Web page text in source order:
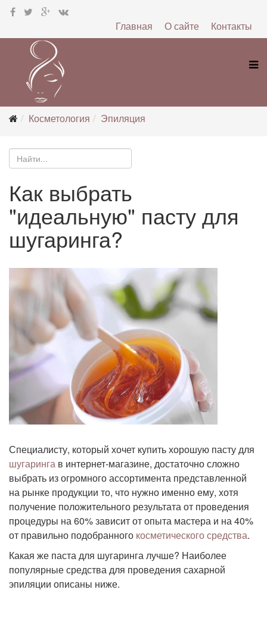
Контакты
О сайте
Главная
Косметология Эпиляция
Как выбрать
"идеальную" пасту для
шугаринга?
Специалисту, который хочет купить хорошую пасту для
шугаринга в интернет-магазине, достаточно сложно
выбрать из огромного ассортимента представленной
на рынке продукции то, что нужно именно ему, хотя
получение положительного результата от проведения
процедуры на 60% зависит от опыта мастера и на 40%
от правильно подобранного косметического средства.
Какая же паста для шугаринга лучше? Наиболее
популярные средства для проведения сахарной
эпиляции описаны ниже.